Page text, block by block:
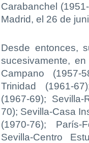
Carabanchel
Madrid, el 26 de
Desde entonces,
sucesivamente,
Campano (1957-
Trinidad (1961-
(1967-69); Sevilla-
70); Sevilla-Casa
(1970-76);
Sevilla-Centro